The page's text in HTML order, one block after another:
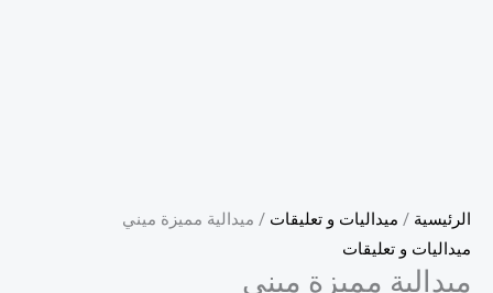
الرئيسية / ميداليات و تعليقات / ميدالية مميزة ميني
ميداليات و تعليقات
ميدالية مميزة ميني